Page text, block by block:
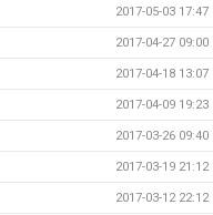
2017-05-03 17:47
2017-04-27 09:00
2017-04-18 13:07
2017-04-09 19:23
2017-03-26 09:40
2017-03-19 21:12
2017-03-12 22:12